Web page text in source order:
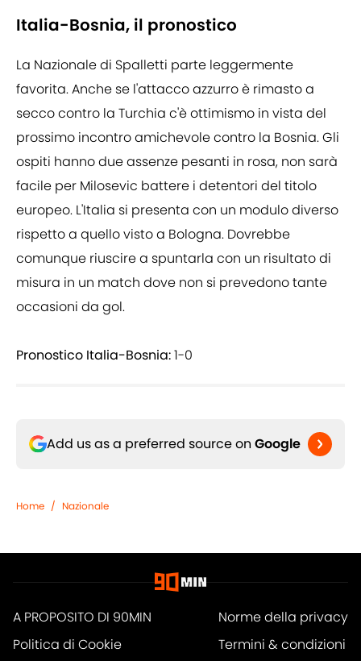
Italia-Bosnia, il pronostico
La Nazionale di Spalletti parte leggermente
favorita. Anche se l'attacco azzurro è rimasto a
secco contro la Turchia c'è ottimismo in vista del
prossimo incontro amichevole contro la Bosnia. Gli
ospiti hanno due assenze pesanti in rosa, non sarà
facile per Milosevic battere i detentori del titolo
europeo. L'Italia si presenta con un modulo diverso
rispetto a quello visto a Bologna. Dovrebbe
comunque riuscire a spuntarla con un risultato di
misura in un match dove non si prevedono tante
occasioni da gol.
Pronostico Italia-Bosnia:1-0
Add us as a preferred source on Google
Home / Nazionale
A PROPOSITO DI 90MIN
Norme della privacy
Politica di Cookie
Termini & condizioni